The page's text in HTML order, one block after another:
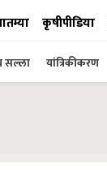
कृषीपीडिया
सल्ला यांत्रिकीकरण